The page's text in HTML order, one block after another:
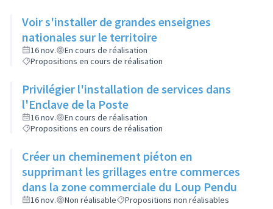
Voir s'installer de grandes enseignes
nationales sur le territoire
16 nov.
En cours de réalisation
Propositions en cours de réalisation
Privilégier l'installation de services dans
l'Enclave de la Poste
16 nov.
En cours de réalisation
Propositions en cours de réalisation
Créer un cheminement piéton en
supprimant les grillages entre commerces
dans la zone commerciale du Loup Pendu
16 nov. Non réalisable Propositions non réalisables